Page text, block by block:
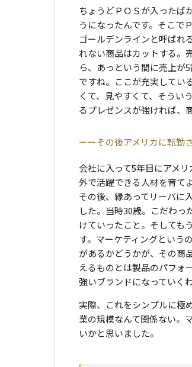
ちょうどＰＯＳが入ったば
うになったんです。そこで
ゴールデンラインと呼ばれ
れない商品はカットする。
ら、あっという間に売上が
ですね。ここが充実してい
くて、見やすくて、そうい
るプレゼンスが強ければ、
その後アメリカに転勤
会社に入って5年目にアメ
外で活躍できる人材を育て
その後、縁あってリーバに
した。当時30歳。こだわっ
けていったこと。そしても
す。マーケティングという
があるかどうかが、その商
えるものとは製品のパフォ
強いブランドになっていく
実際、これをシンプルに極
業の規模なんて関係ない。
いかと思いました。